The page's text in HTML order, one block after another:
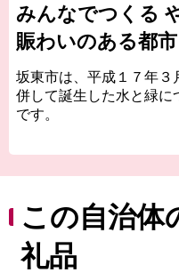
みんなでつくる
賑わいのある都
坂東市は、平成１７年３
併して誕生した水と緑に
です。
います。
中心部は猿島台地と呼
広がるなか多くの平地
ど、良好な自然が残され
この自治体
礼品